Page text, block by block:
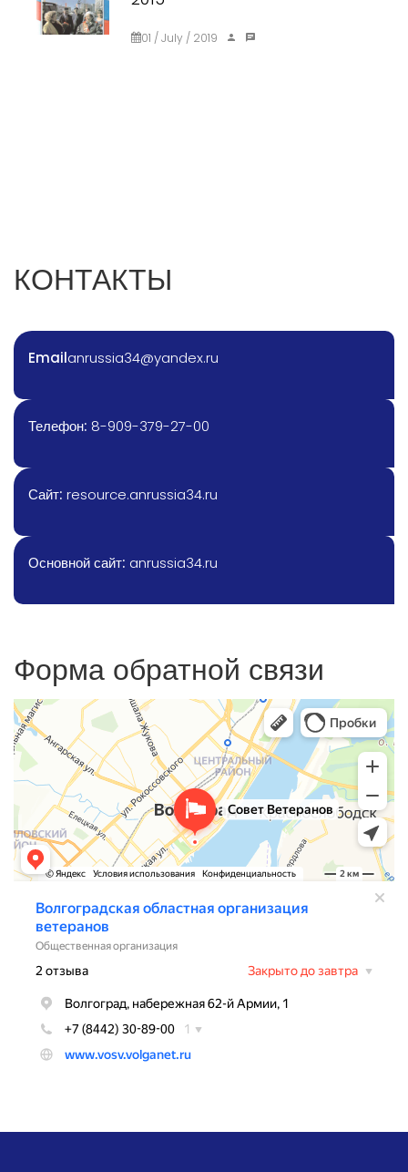
01 / July / 2019
КОНТАКТЫ
Emailanrussia34@yandex.ru
Телефон: 8-909-379-27-00
Сайт: resource.anrussia34.ru
Основной сайт: anrussia34.ru
Форма обратной связи